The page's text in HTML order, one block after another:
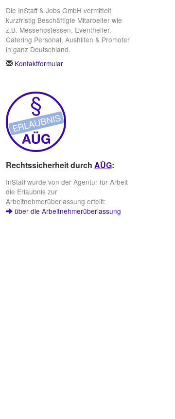
Die InStaff & Jobs GmbH vermittelt
kurzfristig Beschäftigte Mitarbeiter wie
z.B. Messehostessen, Eventhelfer,
Catering Personal, Aushilfen & Promoter
in ganz Deutschland.
Kontaktformular
Rechtssicherheit durch AÜG:
InStaff wurde von der Agentur für Arbeit
die Erlaubnis zur
Arbeitnehmerüberlassung erteilt:
über die Arbeitnehmerüberlassung